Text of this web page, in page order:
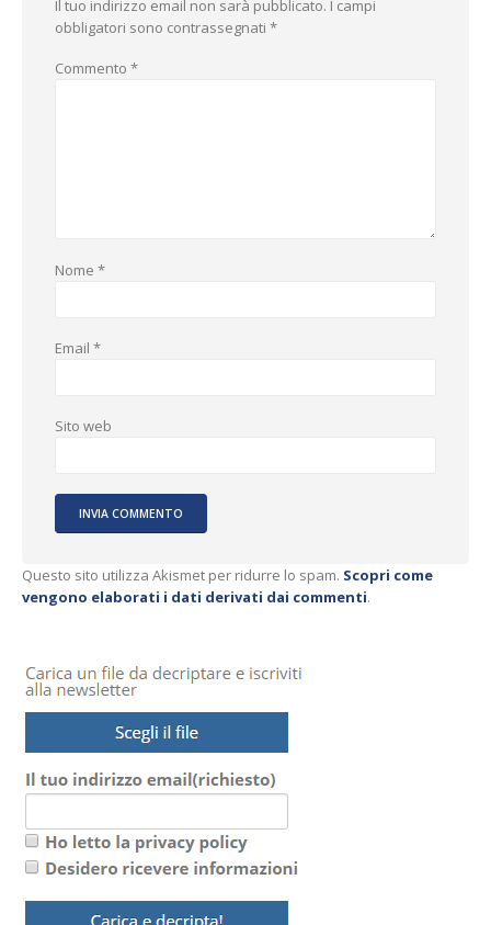
Il tuo indirizzo email non sarà pubblicato. I campi
obbligatori sono contrassegnati *
Commento *
Nome *
Email *
Sito web
Questo sito utilizza Akismet per ridurre lo spam. Scopri come
vengono elaborati i dati derivati dai commenti.